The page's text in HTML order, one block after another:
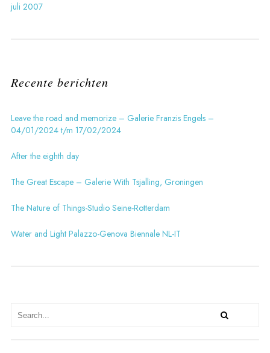
juli 2007
Recente berichten
Leave the road and memorize – Galerie Franzis Engels –
04/01/2024 t/m 17/02/2024
After the eighth day
The Great Escape – Galerie With Tsjalling, Groningen
The Nature of Things-Studio Seine-Rotterdam
Water and Light Palazzo-Genova Biennale NL-IT